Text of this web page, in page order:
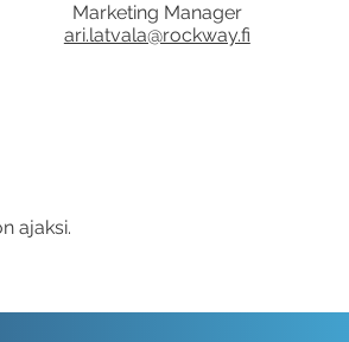
ajaksi.
Marketing Manager
ari.latvala@rockway.fi